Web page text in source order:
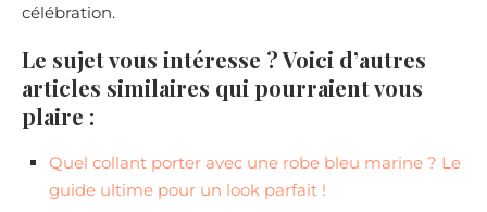
célébration.
Le sujet vous intéresse ? Voici d’autres
articles similaires qui pourraient vous
plaire :
Quel collant porter avec une robe bleu marine ? Le
guide ultime pour un look parfait !